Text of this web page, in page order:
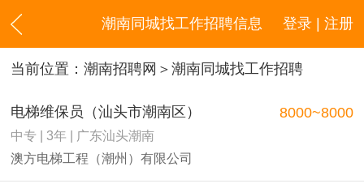
登录 | 注册
潮南同城找工作招聘信息
当前位置： 潮南招聘网 ＞潮南同城找工作招聘
电梯维保员（汕头市潮南区）
中专 | 3年 | 广东汕头潮南
澳方电梯工程（潮州）有限公司
8000~8000